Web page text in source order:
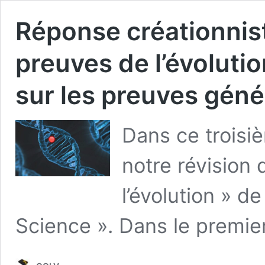
Réponse
preuves de
sur les preuves
Dans ce
notre révision
l’évolution »
Science ». Dans le